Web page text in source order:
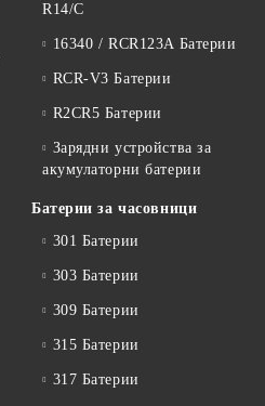
R14/C
16340 / RCR123A Батерии
RCR-V3 Батерии
R2CR5 Батерии
Зарядни устройства за
акумулаторни батерии
Батерии за часовници
301 Батерии
303 Батерии
309 Батерии
315 Батерии
317 Батерии